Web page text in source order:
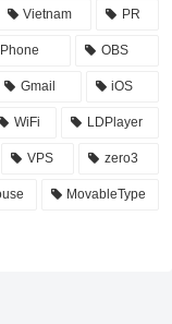
Vietnam PR
OBS
Gmail iOS
WiFi LDPlayer
VPS zero3
MovableType